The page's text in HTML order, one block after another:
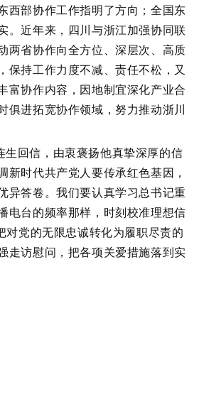
西部协作工作指明了方向；全国东
。近年来，四川与浙江加强协同联
两省协作向全方位、深层次、高质
保持工作力度不减、责任不松，又
富协作内容，因地制宜深化产业合
进拓宽协作领域，努力推动浙川
生回信，由衷褒扬他真挚深厚的信
时代共产党人要传承红色基因，
异答卷。我们要认真学习总书记重
电台的频率那样，时刻校准理想信
对党的无限忠诚转化为履职尽责的
走访慰问，把各项关爱措施落到实